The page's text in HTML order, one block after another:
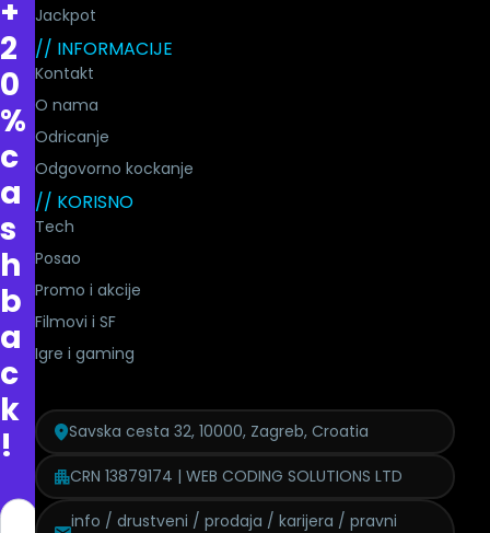
+
2
0
%
c
a
s
h
b
a
c
k
!
Jackpot
// INFORMACIJE
Kontakt
O nama
Odricanje
Odgovorno kockanje
// KORISNO
Tech
Posao
Promo i akcije
Filmovi i SF
Igre i gaming
Savska cesta 32, 10000, Zagreb, Croatia
CRN 13879174 | WEB CODING SOLUTIONS LTD
info / drustveni / prodaja / karijera / pravni